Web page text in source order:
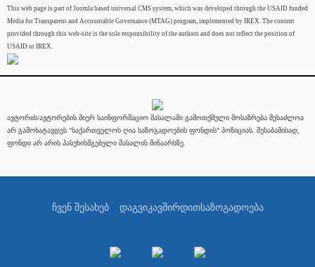
This web page is part of Joomla based universal CMS system, which was developed through the USAID funded
Media for Transparent and Accountable Governance (MTAG) program, implemented by IREX. The content
provided through this web-site is the sole responsibility of the authors and does not reflect the position of
USAID or IREX.
ავტორის/ავტორების მიერ საინფორმაციო მასალაში გამოთქმული მოსაზრება შესაძლოა
არ გამოხატავდეს "საქართველოს ღია საზოგადოების ფონდის" პოზიციას. შესაბამისად,
ფონდი არ არის პასუხისმგებელი მასალის შინაარსზე.
ჩვენ შესახებ დაგვიკავშირდითსაზოგადოება